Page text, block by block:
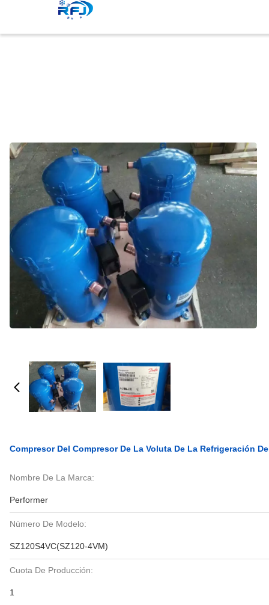
Compresor Del Compresor De La Voluta De La Refrigeración
Nombre De La Marca:
Performer
Número De Modelo:
SZ120S4VC(SZ120-4VM)
Cuota De Producción:
1